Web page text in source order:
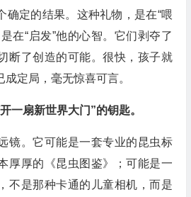
确定的结果。这种礼物，是在“喂
在“启发”他的心智。它们剥夺了
断了创造的可能。很快，孩子就
定局，毫无惊喜可言。
一扇新世界大门”的钥匙。
镜。它可能是一套专业的昆虫标
厚厚的《昆虫图鉴》；可能是一
不是那种卡通的儿童相机，而是